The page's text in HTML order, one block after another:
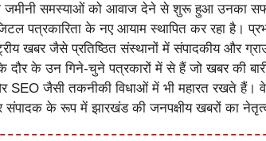
जमीनी समस्याओं को आवाज देने से शुरू हुआ उनका
पत्रकारिता के नए आयाम स्थापित कर रहा है।
खबर जैसे प्रतिष्ठित संस्थानों में संपादकीय और
के उन गिने-चुने पत्रकारों में से हैं जो खबर की
SEO जैसी तकनीकी विधाओं में भी महारत रखते हैं।
के रूप में झारखंड की जनपक्षीय खबरों का